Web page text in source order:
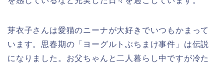
芽衣子さんは愛猫のニーナが大好きでいつもかまって
います。思春期の「ヨーグルトぶちまけ事件」は伝説
になりました。お父ちゃんと二人暮らし中ですが冷た